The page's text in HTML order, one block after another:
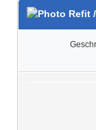
Refit